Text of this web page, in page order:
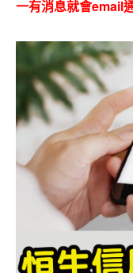
一有消息就會email